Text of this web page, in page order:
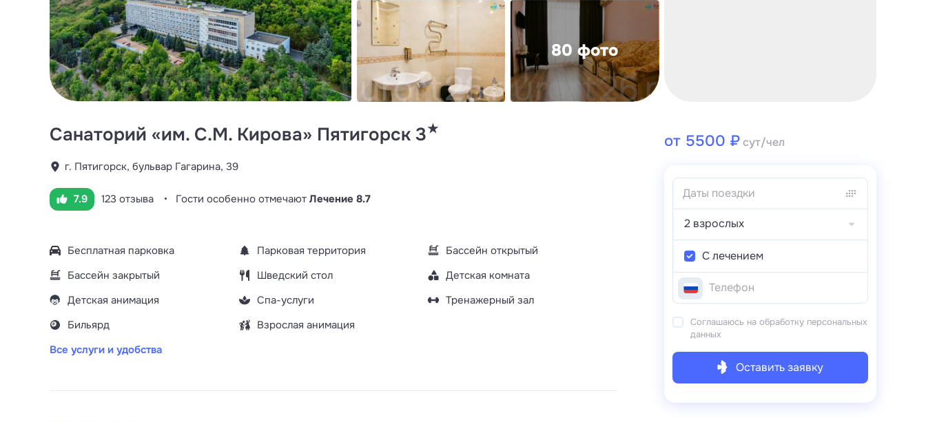
80 фото
Санаторий «им. С.М. Кирова» Пятигорск 3★
г. Пятигорск, бульвар Гагарина, 39
7.9 123 отзыва Гости особенно отмечают Лечение 8.7
Бесплатная парковка Парковая территория
Бассейн открытый
Бассейн закрытый
Шведский стол
Детская комната
Детская анимация
Спа-услуги
Тренажерный зал
Бильярд
Взрослая анимация
Все услуги и удобства
от 5500 ₽сут/чел
2 взрослых
С лечением
Соглашаюсь на обработку персональных
данных
Оставить заявку